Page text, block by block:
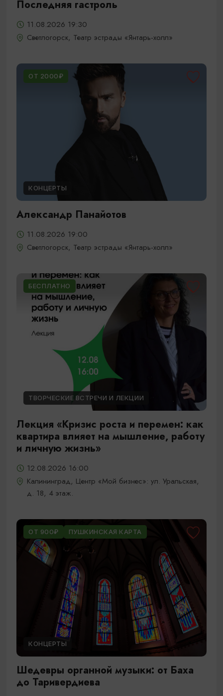
Последняя гастроль
11.08.2026 19:30
Светлогорск, Театр эстрады «Янтарь-холл»
ОТ 2000₽
КОНЦЕРТЫ
Александр Панайотов
11.08.2026 19:00
Светлогорск, Театр эстрады «Янтарь-холл»
БЕСПЛАТНО
ТВОРЧЕСКИЕ ВСТРЕЧИ И ЛЕКЦИИ
Лекция «Кризис роста и перемен: как
квартира влияет на мышление, работу
и личную жизнь»
12.08.2026 16:00
Калининград, Центр «Мой бизнес»: ул. Уральская,
д. 18, 4 этаж.
ОТ 900₽ ПУШКИНСКАЯ КАРТА
КОНЦЕРТЫ
Шедевры органной музыки: от Баха
до Таривердиева